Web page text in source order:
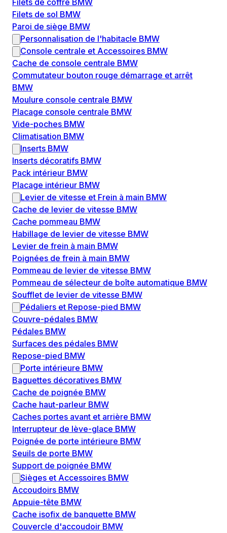
Filets de coffre BMW
Filets de sol BMW
Paroi de siège BMW
Personnalisation de l'habitacle BMW
Console centrale et Accessoires BMW
Cache de console centrale BMW
Commutateur bouton rouge démarrage et arrêt
BMW
Moulure console centrale BMW
Placage console centrale BMW
Vide-poches BMW
Climatisation BMW
Inserts BMW
Inserts décoratifs BMW
Pack intérieur BMW
Placage intérieur BMW
Levier de vitesse et Frein à main BMW
Cache de levier de vitesse BMW
Cache pommeau BMW
Habillage de levier de vitesse BMW
Levier de frein à main BMW
Poignées de frein à main BMW
Pommeau de levier de vitesse BMW
Pommeau de sélecteur de boîte automatique BMW
Soufflet de levier de vitesse BMW
Pédaliers et Repose-pied BMW
Couvre-pédales BMW
Pédales BMW
Surfaces des pédales BMW
Repose-pied BMW
Porte intérieure BMW
Baguettes décoratives BMW
Cache de poignée BMW
Cache haut-parleur BMW
Caches portes avant et arrière BMW
Interrupteur de lève-glace BMW
Poignée de porte intérieure BMW
Seuils de porte BMW
Support de poignée BMW
Sièges et Accessoires BMW
Accoudoirs BMW
Appuie-tête BMW
Cache isofix de banquette BMW
Couvercle d'accoudoir BMW